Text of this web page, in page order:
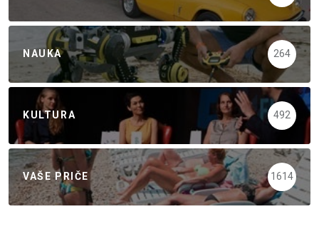
NAUKA 264
KULTURA 492
VAŠE PRIČE 1614